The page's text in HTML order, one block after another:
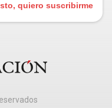
quiero suscribirme